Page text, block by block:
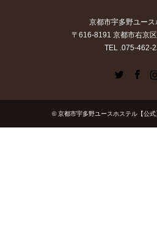
京都市宇多野ユース
〒616-8191 京都市右京
TEL .075-462-
©京都市宇多野ユースホステル【公式